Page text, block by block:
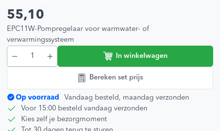
55,10
EPC11W-Pompregelaar voor warmwater- of
verwarmingssysteem
In winkelwagen
Bereken set prijs
Op voorraad
Vandaag besteld, maandag verzonden
Voor 15:00 besteld vandaag verzonden
Kies zelf je bezorgmoment